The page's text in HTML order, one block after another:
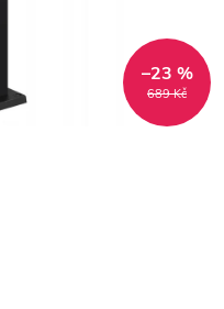
689 Kč
–23 %